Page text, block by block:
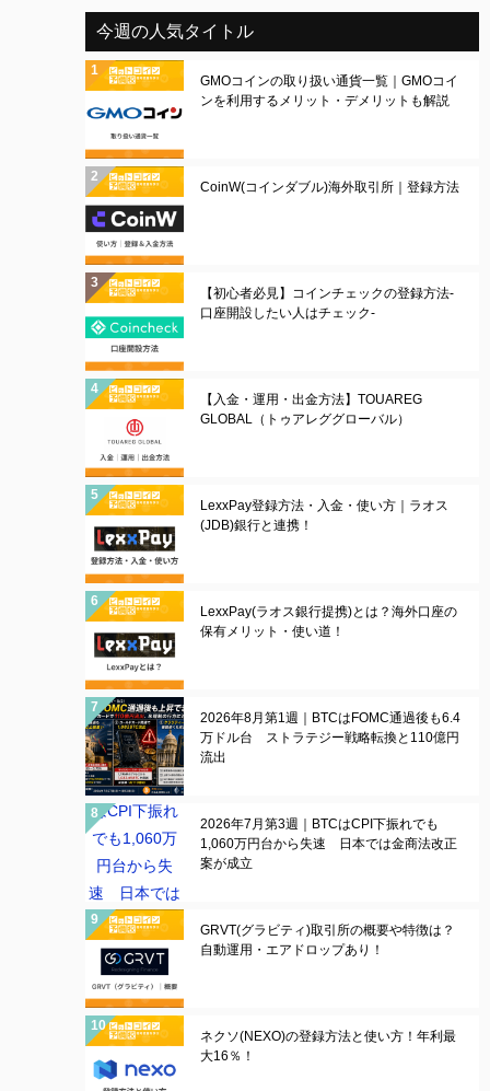
今週の人気タイトル
GMOコインの取り扱い通貨一覧｜GMOコイ
ンを利用するメリット・デメリットも解説
CoinW(コインダブル)海外取引所｜登録方法
【初心者必見】コインチェックの登録方法-
口座開設したい人はチェック-
【入金・運用・出金方法】TOUAREG
GLOBAL（トゥアレググローバル）
LexxPay登録方法・入金・使い方｜ラオス
(JDB)銀行と連携！
LexxPay(ラオス銀行提携)とは？海外口座の
保有メリット・使い道！
2026年8月第1週｜BTCはFOMC通過後も6.4
万ドル台 ストラテジー戦略転換と110億円
流出
2026年7月第3週｜BTCはCPI下振れでも
1,060万円台から失速 日本では金商法改正
案が成立
GRVT(グラビティ)取引所の概要や特徴は？
自動運用・エアドロップあり！
ネクソ(NEXO)の登録方法と使い方！年利最
大16％！